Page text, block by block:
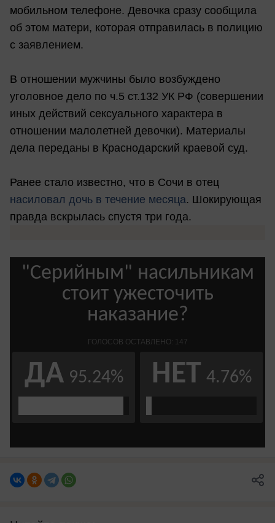
мобильном телефоне. Девочка сразу сообщила
об этом матери, которая отправилась в полицию
с заявлением.
В отношении мужчины было возбуждено
уголовное дело по ч.5 ст.132 УК РФ (совершении
иных действий сексуального характера в
отношении малолетней девочки). Материалы
дела переданы в Краснодарский краевой суд.
Ранее стало известно, что в Сочи в отец
насиловал дочь в течение месяца. Шокирующая
правда вскрылась спустя три года.